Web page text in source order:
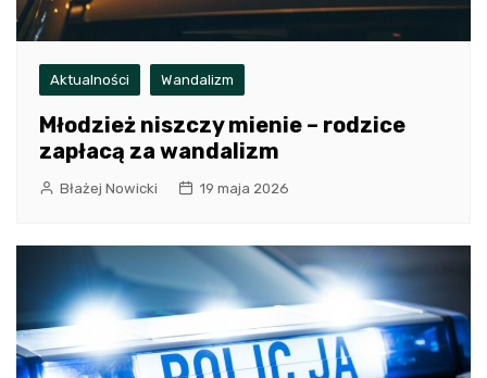
Aktualności Wandalizm
Młodzież niszczy mienie – rodzice
zapłacą za wandalizm
Błażej Nowicki 19 maja 2026